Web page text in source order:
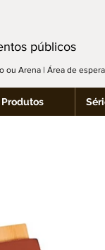
públicos
ou Arena | Área de
Produtos